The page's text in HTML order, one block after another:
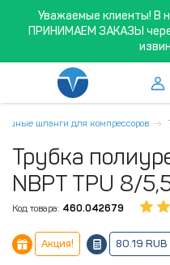
Уважаемые клиенты! В
ПРИНИМАЕМ ЗАКАЗЫ
шланги для компрессоров
Трубка
NBPT TPU 8/
Код товара: 460.042679
Акция! 80.19 RUB